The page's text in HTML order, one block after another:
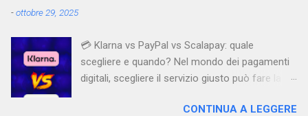
corretta e riportare così tutto alla normalità. Si
tratta dei tasti SHIFT+ALT Il problema capita
proprio quando accidentalmente si attiva la
-ottobre 29, 2025
💳 Klarna vs PayPal vs Scalapay: quale
scegliere e quando? Nel mondo dei pagamenti
digitali, scegliere il servizio giusto può fare la
sorpresa poco gradita. Ecco un confronto
CONTINUA A LEGGERE